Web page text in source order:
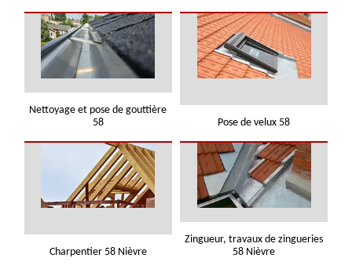
Nettoyage et pose de gouttière
58
Pose de velux 58
Charpentier 58 Nièvre
Zingueur, travaux de zingueries
58 Nièvre